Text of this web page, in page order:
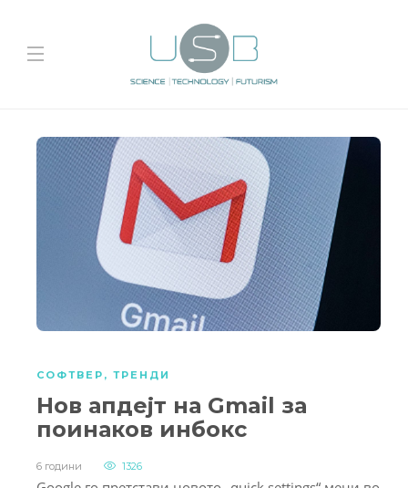
СОФТВЕР , ТРЕНДИ
Нов апдејт на Gmail за
поинаков инбокс
6 години 1326